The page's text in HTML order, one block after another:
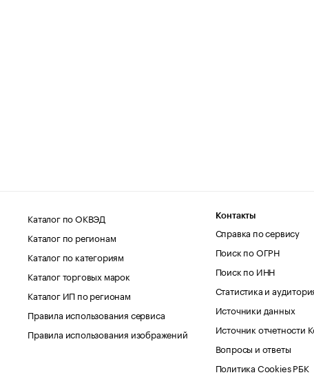
Каталог по ОКВЭД
Каталог по регионам
Каталог по категориям
Каталог торговых марок
Каталог ИП по регионам
Правила использования сервиса
Правила использования изображений
Контакты
Справка по сервису
Поиск по ОГРН
Поиск по ИНН
Статистика и
Источники данных
Источник отчетности
Вопросы и ответы
Политика Cookies РБК